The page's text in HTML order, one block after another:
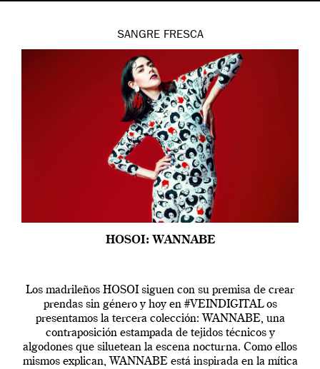
SANGRE FRESCA
HOSOI: WANNABE
Los madrileños HOSOI siguen con su premisa de crear
prendas sin género y hoy en #VEINDIGITAL os
presentamos la tercera colección: WANNABE, una
contraposición estampada de tejidos técnicos y
algodones que siluetean la escena nocturna. Como ellos
mismos explican, WANNABE está inspirada en la mítica